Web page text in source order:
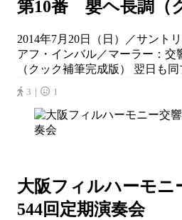
第10番 嬰ヘ長調（
2014年7月20日（日）／サント
アフ・インバル／マーラー：交
（クック補筆完成版） 翌日も
3｜ 1
大阪フィルハーモニ
544回定期演奏会